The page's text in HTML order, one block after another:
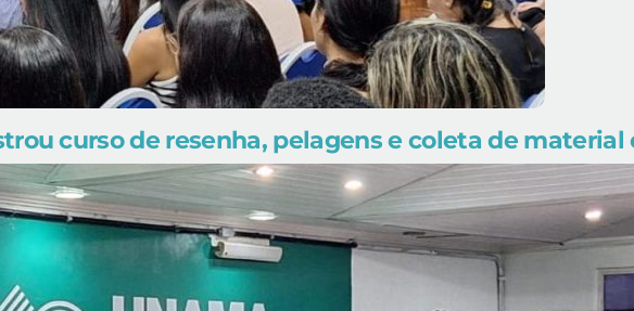
curso de resenha, pelagens e coleta de material